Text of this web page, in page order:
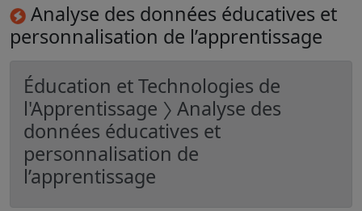
Analyse des données éducatives et
personnalisation de l’apprentissage
Éducation et Technologies de
l'Apprentissage 〉 Analyse des
données éducatives et
personnalisation de
l’apprentissage